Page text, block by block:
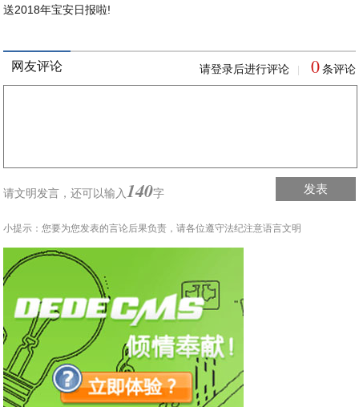
送2018年宝安日报啦!
网友评论 请登录后进行评论 0 条评论
请文明发言，还可以输入 140字 发表
小提示：您要为您发表的言论后果负责，请各位遵守法纪注意语言文明